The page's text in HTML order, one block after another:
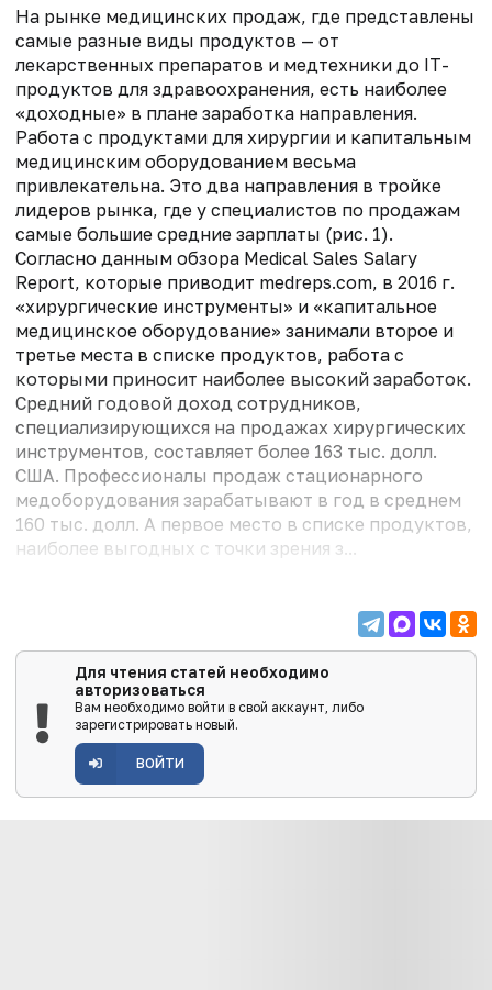
На рынке медицинских продаж, где представлены
самые разные виды продуктов — от
лекарственных препаратов и медтехники до IT-
продуктов для здравоохранения, есть наиболее
«доходные» в плане заработка направления.
Работа с продуктами для хирургии и капитальным
медицинским оборудованием весьма
привлекательна. Это два направления в тройке
лидеров рынка, где у специалистов по продажам
самые большие средние зарплаты (рис. 1).
Согласно данным обзора Medical Sales Salary
Report, которые приводит medreps.com, в 2016 г.
«хирургические инструменты» и «капитальное
медицинское оборудование» занимали второе и
третье места в списке продуктов, работа с
которыми приносит наиболее высокий заработок.
Средний годовой доход сотрудников,
специализирующихся на продажах хирургических
инструментов, составляет более 163 тыс. долл.
США. Профессионалы продаж стационарного
медоборудования зарабатывают в год в среднем
160 тыс. долл. А первое место в списке продуктов,
наиболее выгодных с точки зрения з...
Для чтения статей необходимо
авторизоваться
Вам необходимо войти в свой аккаунт, либо
зарегистрировать новый.
ВОЙТИ